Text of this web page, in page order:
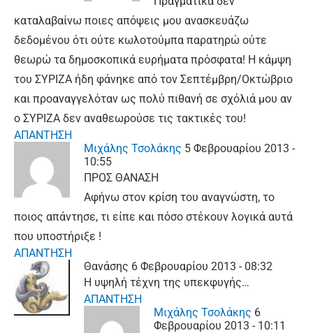
καταλαβαίνω ποιες απόψεις μου ανασκευάζω
δεδομένου ότι ούτε κωλοτούμπα παρατηρώ ούτε
θεωρώ τα δημοσκοπικά ευρήματα πρόσφατα! Η κάμψη
του ΣΥΡΙΖΑ ήδη φάνηκε από τον Σεπτέμβρη/Οκτώβριο
και προαναγγελόταν ως πολύ πιθανή σε σχόλιά μου αν
ο ΣΥΡΙΖΑ δεν αναθεωρούσε τις τακτικές του!
ΑΠΑΝΤΗΣΗ
Μιχάλης Τσολάκης 5 Φεβρουαρίου 2013 -
10:55
ΠΡΟΣ ΘΑΝΑΣΗ
Αφήνω στον κρίση του αναγνώστη, το
ποιος απάντησε, τι είπε και πόσο στέκουν λογικά αυτά
που υποστήριξε !
ΑΠΑΝΤΗΣΗ
Θανάσης 6 Φεβρουαρίου 2013 - 08:32
Η υψηλή τέχνη της υπεκφυγής…
ΑΠΑΝΤΗΣΗ
Μιχάλης Τσολάκης 6
Φεβρουαρίου 2013 - 10:11